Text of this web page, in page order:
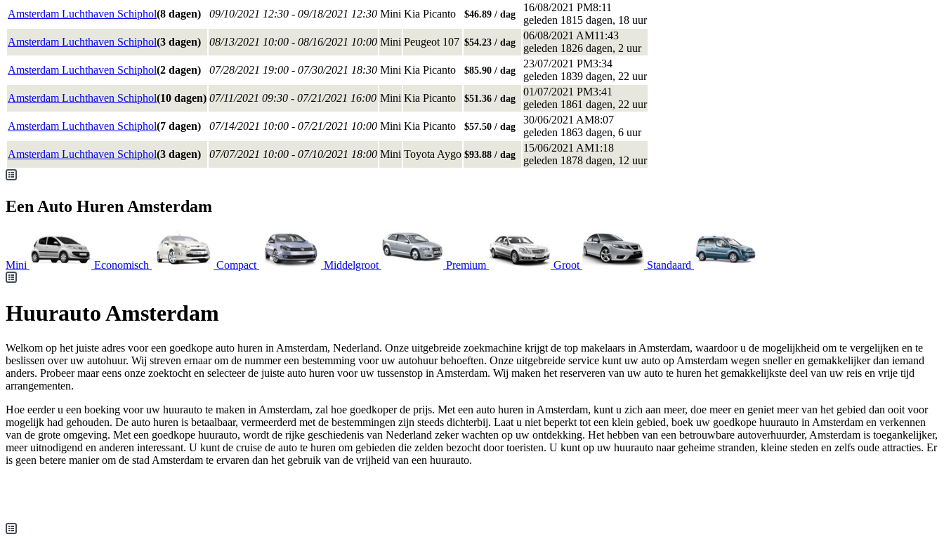
Amsterdam Luchthaven Schiphol(8 dagen) 09/10/2021 12:30 - 09/18/2021 12:30 Mini Kia Picanto $46.89 / dag
16/08/2021 PM8:11
geleden 1815 dagen, 18 uur
Amsterdam Luchthaven Schiphol(3 dagen) 08/13/2021 10:00 - 08/16/2021 10:00 Mini Peugeot 107 $54.23 / dag
06/08/2021 AM11:43
geleden 1826 dagen, 2 uur
Amsterdam Luchthaven Schiphol(2 dagen) 07/28/2021 19:00 - 07/30/2021 18:30 Mini Kia Picanto $85.90 / dag
23/07/2021 PM3:34
geleden 1839 dagen, 22 uur
Amsterdam Luchthaven Schiphol(10 dagen) 07/11/2021 09:30 - 07/21/2021 16:00 Mini Kia Picanto $51.36 / dag
01/07/2021 PM3:41
geleden 1861 dagen, 22 uur
Amsterdam Luchthaven Schiphol(7 dagen) 07/14/2021 10:00 - 07/21/2021 10:00 Mini Kia Picanto $57.50 / dag
30/06/2021 AM8:07
geleden 1863 dagen, 6 uur
Amsterdam Luchthaven Schiphol(3 dagen) 07/07/2021 10:00 - 07/10/2021 18:00 Mini Toyota Aygo $93.88 / dag
15/06/2021 AM1:18
geleden 1878 dagen, 12 uur
Een Auto Huren Amsterdam
Mini Economisch Compact Middelgroot Premium Groot Standaard
Huurauto Amsterdam
Welkom op het juiste adres voor een goedkope auto huren in Amsterdam, Nederland. Onze uitgebreide zoekmachine krijgt de top makelaars in Amsterdam, waardoor u de mogelijkheid om te vergelijken en te
beslissen over uw autohuur. Wij streven ernaar om de nummer een bestemming voor uw autohuur behoeften. Onze uitgebreide service kunt uw auto op Amsterdam wegen sneller en gemakkelijker dan iemand
anders. Probeer maar eens onze zoektocht en selecteer de juiste auto huren voor uw tussenstop in Amsterdam. Wij maken het reserveren van uw auto te huren het gemakkelijkste deel van uw reis en vrije tijd
arrangementen.
Hoe eerder u een boeking voor uw huurauto te maken in Amsterdam, zal hoe goedkoper de prijs. Met een auto huren in Amsterdam, kunt u zich aan meer, doe meer en geniet meer van het gebied dan ooit voor
mogelijk had gehouden. De auto huren is betaalbaar, vermeerderd met de bestemmingen zijn steeds dichterbij. Laat u niet beperkt tot een klein gebied, boek uw goedkope huurauto in Amsterdam en verkennen
van de grote omgeving. Met een goedkope huurauto, wordt de rijke geschiedenis van Nederland zeker wachten op uw ontdekking. Het hebben van een betrouwbare autoverhuurder, Amsterdam is toegankelijker,
meer uitnodigend en anderen interessant. U kunt de cruise de auto te huren om gebieden die zelden bezocht door toeristen. U kunt op uw huurauto naar geheime stranden, kleine steden en zelfs oude attracties. Er
is geen betere manier om de stad Amsterdam te ervaren dan het gebruik van de vrijheid van een huurauto.